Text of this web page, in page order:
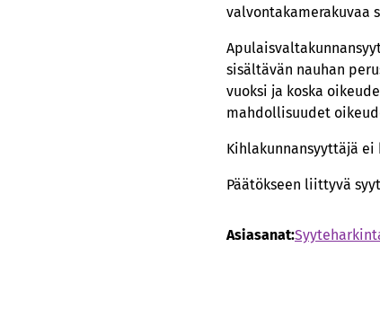
valvontakamerakuvaa
sisältävän nauhan
vuoksi ja koska
mahdollisuudet
Kihlakunnansyyttäjä
Päätökseen liittyvä
Asiasanat: